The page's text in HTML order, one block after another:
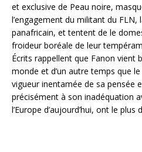
et exclusive de Peau noire,
l’engagement du militant du
panafricain, et tentent de le
froideur boréale de leur
Écrits rappellent que Fanon vient
monde et d’un autre temps que
vigueur inentamée de sa pensée
précisément à son inadéquation
l’Europe d’aujourd’hui, ont le plus